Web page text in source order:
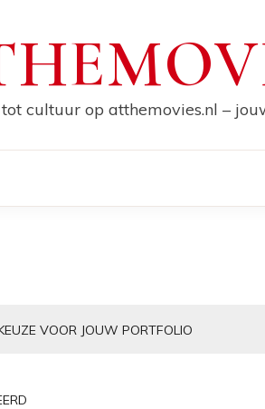
cultuur op atthemovies.nl –
VOOR JOUW PORTFOLIO